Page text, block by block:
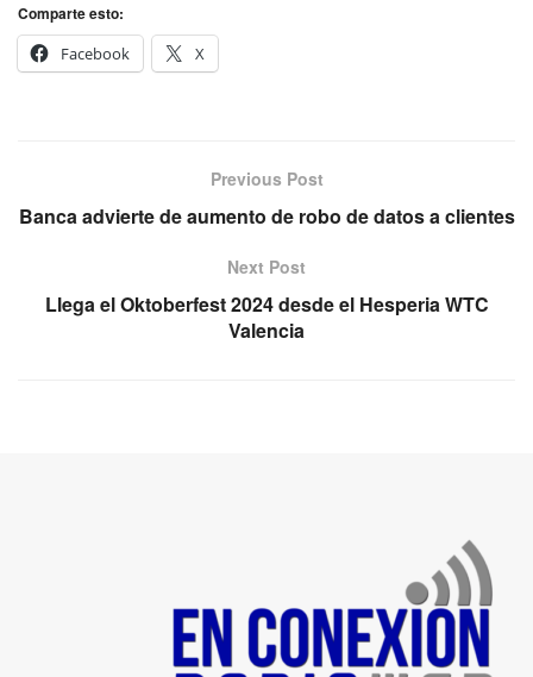
Comparte esto:
Facebook
X
Previous Post
Banca advierte de aumento de robo de datos a clientes
Next Post
Llega el Oktoberfest 2024 desde el Hesperia WTC
Valencia